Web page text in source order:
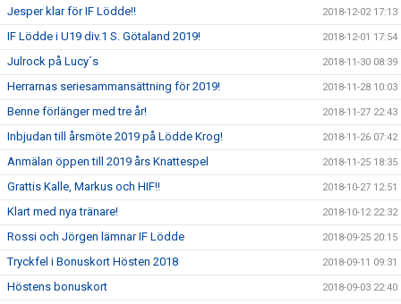
Jesper klar för IF Lödde!! 2018-12-02 17:13
IF Lödde i U19 div.1 S. Götaland 2019! 2018-12-01 17:54
Julrock på Lucy´s 2018-11-30 08:39
Herrarnas seriesammansättning för 2019! 2018-11-28 10:03
Benne förlänger med tre år! 2018-11-27 22:43
Inbjudan till årsmöte 2019 på Lödde Krog! 2018-11-26 07:42
Anmälan öppen till 2019 års Knattespel 2018-11-25 18:35
Grattis Kalle, Markus och HIF!! 2018-10-27 12:51
Klart med nya tränare! 2018-10-12 22:32
Rossi och Jörgen lämnar IF Lödde 2018-09-25 20:15
Tryckfel i Bonuskort Hösten 2018 2018-09-11 09:31
Höstens bonuskort 2018-09-03 22:40